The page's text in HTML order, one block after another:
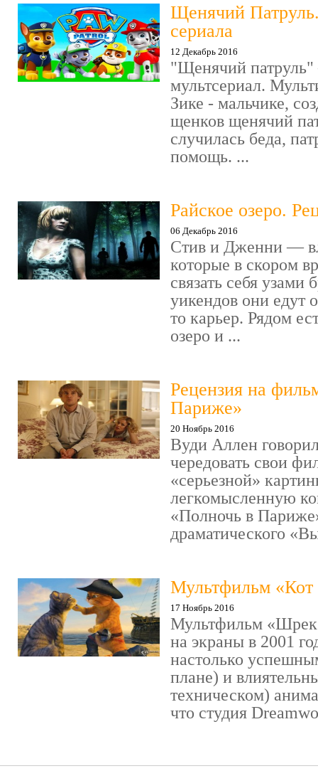
Щенячий
сериала
12 Декабрь 2016
"Щенячий патруль"
мультсериал.
Зике - мальчике,
щенков щенячий
случилась беда,
помощь. ...
Райское озеро.
06 Декабрь 2016
Стив и Дженни —
которые в скором
связать себя узами
уикендов они едут
то карьер. Рядом
озеро и ...
Рецензия на
Париже»
20 Ноябрь 2016
Вуди Аллен
чередовать свои
«серьезной»
легкомысленную
«Полночь в
драматического
Мультфильм «Кот
17 Ноябрь 2016
Мультфильм
на экраны в 2001
настолько
плане) и
техническом)
что студия